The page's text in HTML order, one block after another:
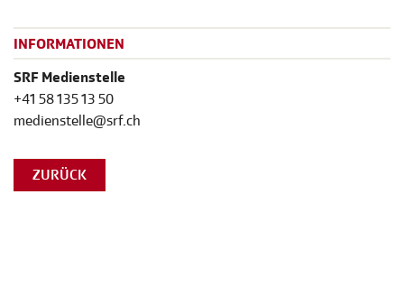
INFORMATIONEN
SRF Medienstelle
+41 58 135 13 50
medienstelle@srf.ch
ZURÜCK